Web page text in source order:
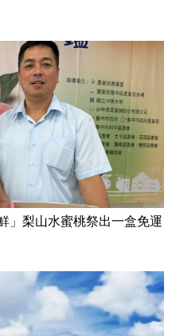
梨山水蜜桃祭出一盒免運